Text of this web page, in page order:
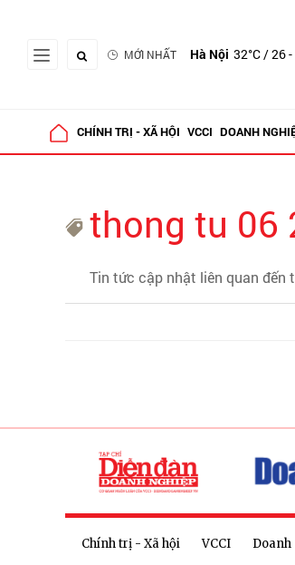
MỚI NHẤT Hà Nội 32°C/ 26 -
CHÍNH TRỊ - XÃ HỘI VCCI DOANH
thong tu 06
Tin tức cập nhật liên quan đến
Chính trị - Xã hội VCCI